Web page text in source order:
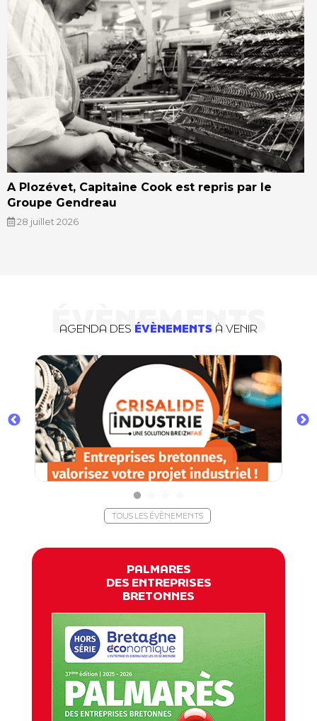
A Plozévet, Capitaine Cook est repris par le
Groupe Gendreau
28 juillet 2026
ÉVÈNEMENTS
AGENDA DES ÉVÈNEMENTS À VENIR
TOUS LES ÉVÈNEMENTS
PALMARES
DES ENTREPRISES
BRETONNES